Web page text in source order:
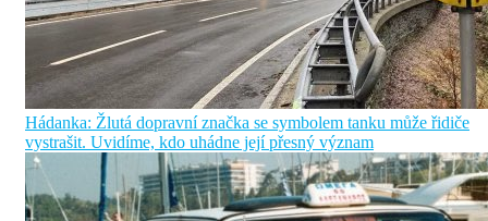
Hádanka: Žlutá dopravní značka se symbolem tanku může řidiče
vystrašit. Uvidíme, kdo uhádne její přesný význam